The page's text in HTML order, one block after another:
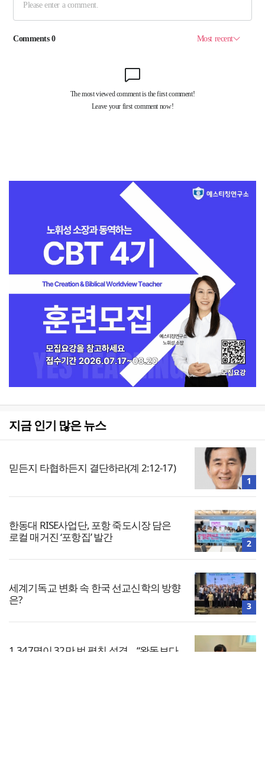
지금 인기 많은 뉴스
믿든지 타협하든지 결단하라(계 2:12-17)
1
한동대 RISE사업단, 포항 죽도시장 담은
로컬 매거진 ‘포항집’ 발간
2
세계기독교 변화 속 한국 선교신학의 방향
은?
3
1,347명이 32만 번 펼친 성경… “완독보다